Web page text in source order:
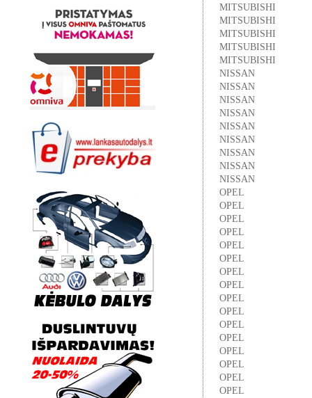
MITSUBISHI
MITSUBISHI
MITSUBISHI
MITSUBISHI
MITSUBISHI
NISSAN
NISSAN
NISSAN
NISSAN
NISSAN
NISSAN
NISSAN
NISSAN
NISSAN
OPEL
OPEL
OPEL
OPEL
OPEL
OPEL
OPEL
OPEL
OPEL
OPEL
OPEL
OPEL
OPEL
OPEL
OPEL
OPEL